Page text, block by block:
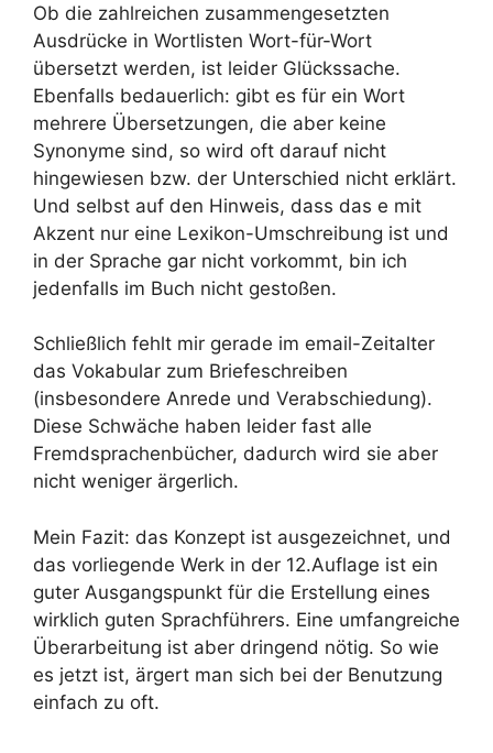
Ob die zahlreichen zusammengesetzten
Ausdrücke in Wortlisten Wort-für-Wort
übersetzt werden, ist leider Glückssache.
Ebenfalls bedauerlich: gibt es für ein Wort
mehrere Übersetzungen, die aber keine
Synonyme sind, so wird oft darauf nicht
hingewiesen bzw. der Unterschied nicht erklärt.
Und selbst auf den Hinweis, dass das e mit
Akzent nur eine Lexikon-Umschreibung ist und
in der Sprache gar nicht vorkommt, bin ich
jedenfalls im Buch nicht gestoßen.
Schließlich fehlt mir gerade im email-Zeitalter
das Vokabular zum Briefeschreiben
(insbesondere Anrede und Verabschiedung).
Diese Schwäche haben leider fast alle
Fremdsprachenbücher, dadurch wird sie aber
nicht weniger ärgerlich.
Mein Fazit: das Konzept ist ausgezeichnet, und
das vorliegende Werk in der 12.Auflage ist ein
guter Ausgangspunkt für die Erstellung eines
wirklich guten Sprachführers. Eine umfangreiche
Überarbeitung ist aber dringend nötig. So wie
es jetzt ist, ärgert man sich bei der Benutzung
einfach zu oft.